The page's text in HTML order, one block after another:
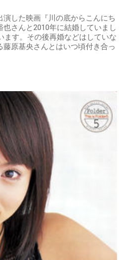
した映画『川の底からこんにち
さんと2010年に結婚していまし
ます。その後再婚などはしていな
原基央さんとはいつ頃付き合っ